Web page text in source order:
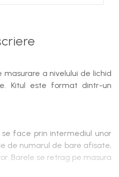
a nivelului de lichid
Kitul este format dintr-un
face prin intermediul unor
de numarul de bare afisate,
Barele se retrag pe masura